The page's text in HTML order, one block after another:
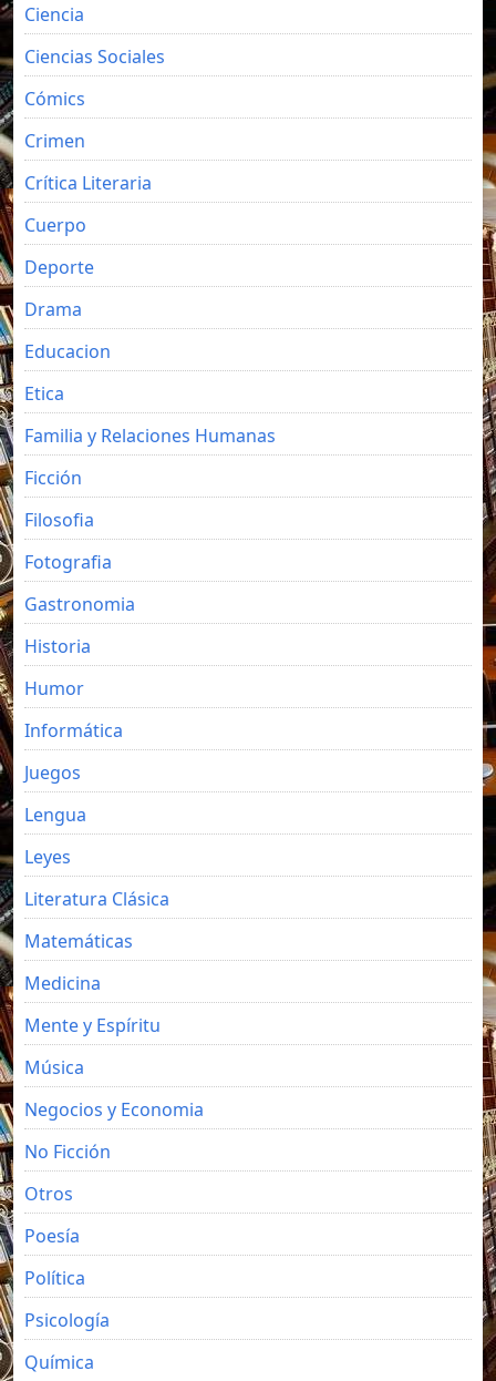
Ciencia
Ciencias Sociales
Cómics
Crimen
Crítica Literaria
Cuerpo
Deporte
Drama
Educacion
Etica
Familia y Relaciones Humanas
Ficción
Filosofia
Fotografia
Gastronomia
Historia
Humor
Informática
Juegos
Lengua
Leyes
Literatura Clásica
Matemáticas
Medicina
Mente y Espíritu
Música
Negocios y Economia
No Ficción
Otros
Poesía
Política
Psicología
Química